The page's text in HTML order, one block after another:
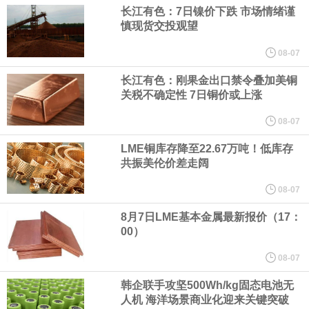
（含境内发明专利20项）。
纽约期银日内涨4%，现报64.08美元/盎司。
宇树科技董事长、总经理兼首席技术官王兴兴在网上路演时表示，
经过多年研发创新和技术积累，公司逐步形成了包括一体化关节集
成技术、高紧凑度机器人身体集成技术、机器人激光雷达全自研核
心技术等多项已商业化应用的核心技术并已应用于公司的高性能通
用人形机器人、四足机器人等产品。
美国总统特朗普6日否认他对国防部长赫格塞思不满，称对赫格塞思
所做的工作“非常满意”。特朗普在社交媒体上发帖称，一些媒体有关
长江有色：7日镍价下跌 市场情绪谨
慎现货交投观望
08-07
长江有色：刚果金出口禁令叠加美铜
关税不确定性 7日铜价或上涨
08-07
LME铜库存降至22.67万吨！低库存
共振美伦价差走阔
08-07
8月7日LME基本金属最新报价（17：
00）
08-07
韩企联手攻坚500Wh/kg固态电池无
人机 海洋场景商业化迎来关键突破